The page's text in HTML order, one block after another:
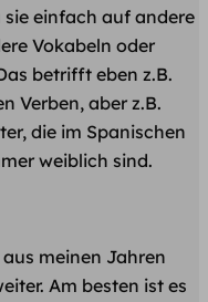
sie einfach auf andere
Vokabeln oder
betrifft eben z.B.
Verben, aber z.B.
die im Spanischen
weiblich sind.
meinen Jahren
Am besten ist es